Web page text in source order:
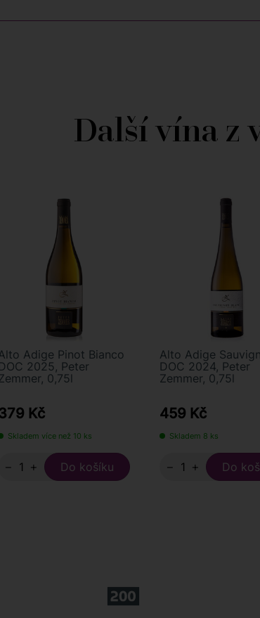
Další vína z
Adige Pinot Bianco
2025, Peter
0,75l
Kč
Skladem více než 10 ks
− +
Alto Adige
DOC 2024, Peter
Zemmer, 0,75l
459 Kč
Skladem 8 ks
− +